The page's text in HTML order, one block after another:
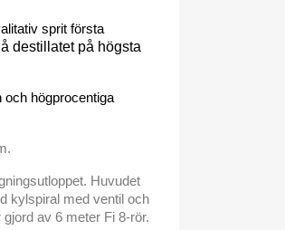
sprit första
destillatet på högsta
och högprocentiga
Huvudet
kylspiral med ventil och
av 6 meter Fi 8-rör.